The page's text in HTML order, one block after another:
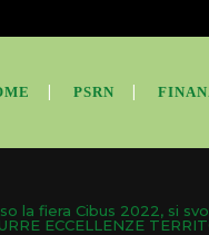
PSRN
la fiera Cibus 2022, si
ECCELLENZE